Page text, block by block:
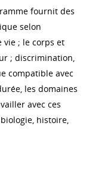
fournit des
selon
vie ; le corps et
; discrimination,
compatible avec
les domaines
avec ces
histoire,